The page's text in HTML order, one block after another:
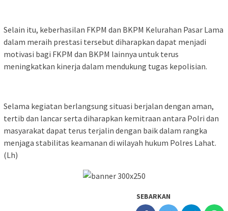
Selain itu, keberhasilan FKPM dan BKPM Kelurahan Pasar Lama
dalam meraih prestasi tersebut diharapkan dapat menjadi
motivasi bagi FKPM dan BKPM lainnya untuk terus
meningkatkan kinerja dalam mendukung tugas kepolisian.
Selama kegiatan berlangsung situasi berjalan dengan aman,
tertib dan lancar serta diharapkan kemitraan antara Polri dan
masyarakat dapat terus terjalin dengan baik dalam rangka
menjaga stabilitas keamanan di wilayah hukum Polres Lahat.
(Lh)
SEBARKAN